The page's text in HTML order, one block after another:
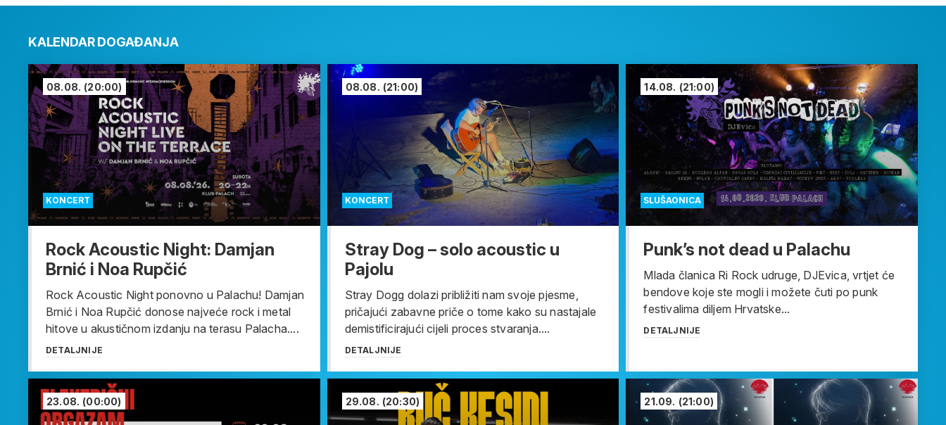
KALENDAR DOGAĐANJA
KONCERT
08.08. (20:00)
Rock Acoustic Night: Damjan
Brnić i Noa Rupčić
Rock Acoustic Night ponovno u Palachu! Damjan
Brnić i Noa Rupčić donose najveće rock i metal
hitove u akustičnom izdanju na terasu Palacha....
DETALJNIJE
KONCERT
08.08. (21:00)
Stray Dog – solo acoustic u
Pajolu
Stray Dogg dolazi približiti nam svoje pjesme,
pričajući zabavne priče o tome kako su nastajale
demistificirajući cijeli proces stvaranja....
DETALJNIJE
SLUŠAONICA
14.08. (21:00)
Punk’s not dead u Palachu
Mlada članica Ri Rock udruge, DJEvica, vrtjet će
bendove koje ste mogli i možete čuti po punk
festivalima diljem Hrvatske...
DETALJNIJE
23.08. (00:00) 29.08. (20:30) 21.09. (21:00)